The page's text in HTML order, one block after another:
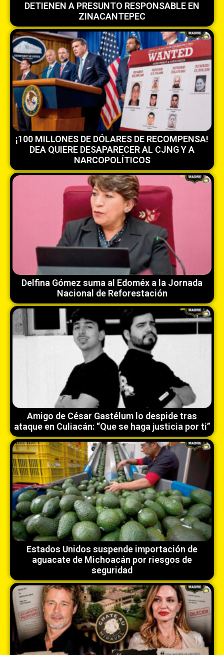
DETIENEN A PRESUNTO RESPONSABLE EN
ZINACANTEPEC
¡100 MILLONES DE DÓLARES DE RECOMPENSA!
DEA QUIERE DESAPARECER AL CJNG Y A
NARCOPOLÍTICOS
Delfina Gómez suma al Edoméx a la Jornada
Nacional de Reforestación
Amigo de César Gastélum lo despide tras
ataque en Culiacán: “Que se haga justicia por ti”
Estados Unidos suspende importación de
aguacate de Michoacán por riesgos de
seguridad